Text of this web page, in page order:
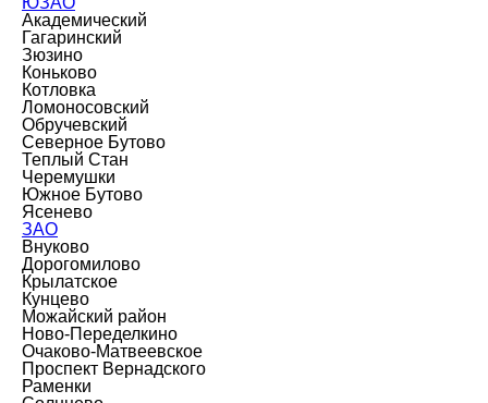
Академический
Гагаринский
Зюзино
Коньково
Котловка
Ломоносовский
Обручевский
Северное Бутово
Теплый Стан
Черемушки
Южное Бутово
Ясенево
ЗАО
Внуково
Дорогомилово
Крылатское
Кунцево
Можайский район
Ново-Переделкино
Очаково-Матвеевское
Проспект Вернадского
Раменки